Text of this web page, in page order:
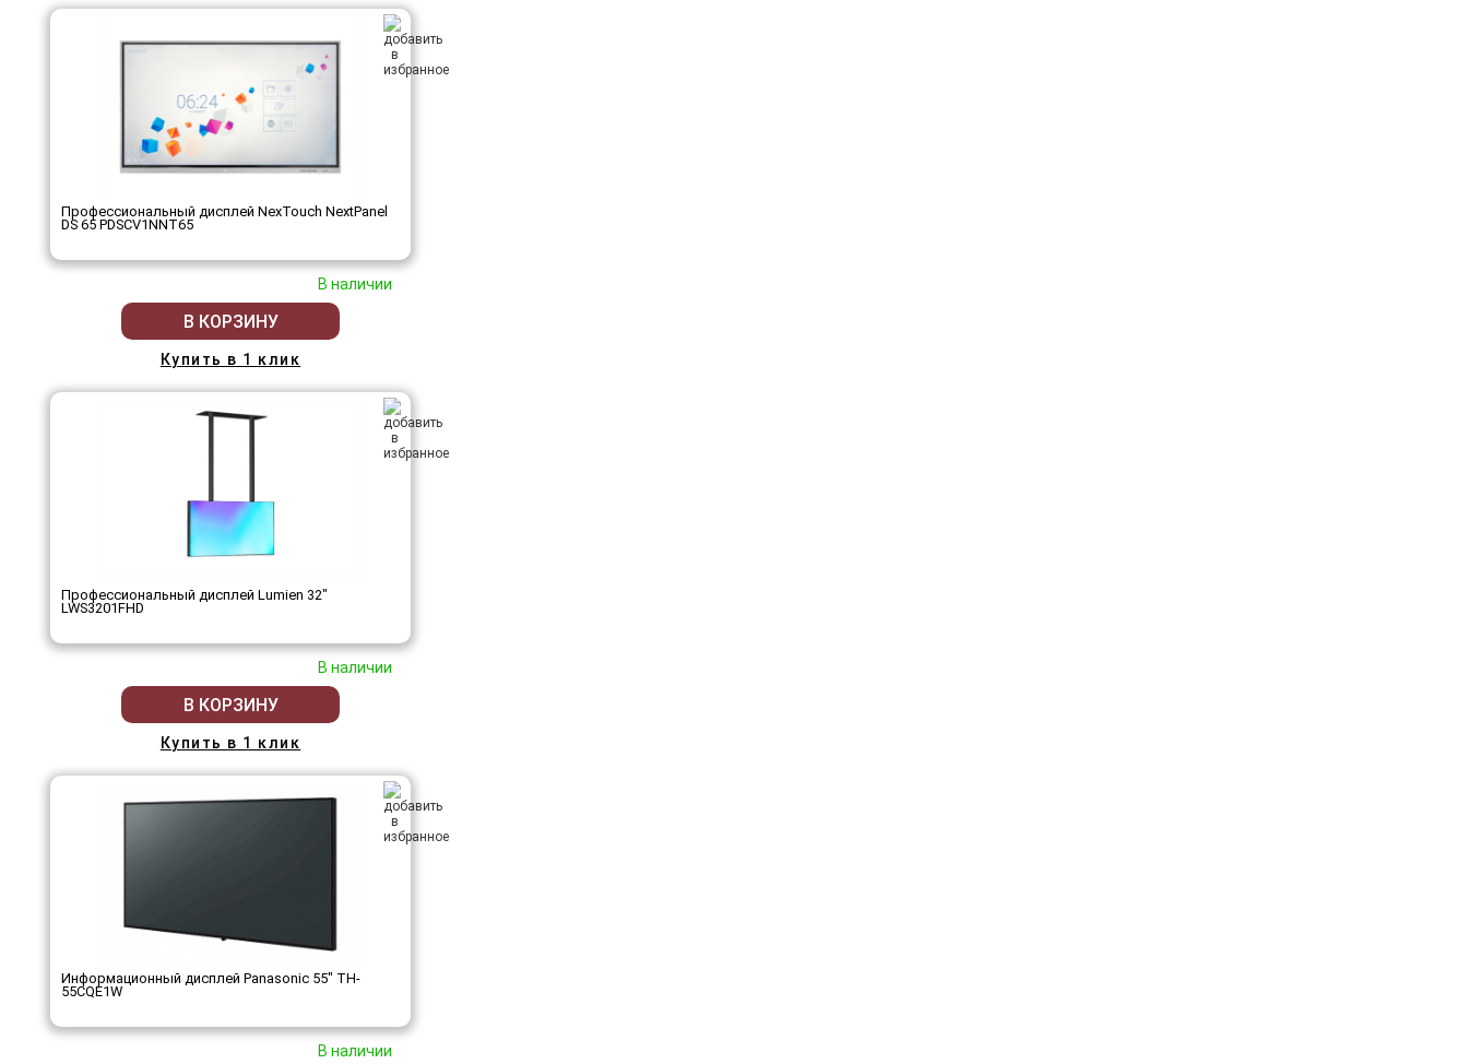
Профессиональный дисплей NexTouch NextPanel
DS 65 PDSCV1NNT65
В наличии
В КОРЗИНУ
Купить в 1 клик
Профессиональный дисплей Lumien 32"
LWS3201FHD
В наличии
В КОРЗИНУ
Купить в 1 клик
Информационный дисплей Panasonic 55" TH-
55CQE1W
В наличии